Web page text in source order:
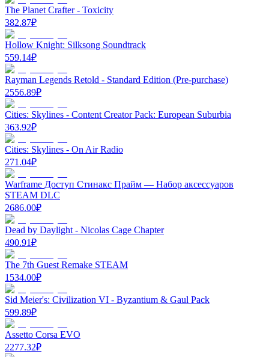
The Planet Crafter - Toxicity
382.87₽
Hollow Knight: Silksong Soundtrack
559.14₽
Rayman Legends Retold - Standard Edition (Pre-purchase)
2556.89₽
Cities: Skylines - Content Creator Pack: European Suburbia
363.92₽
Cities: Skylines - On Air Radio
271.04₽
Warframe Доступ Стинакс Прайм — Набор аксессуаров
STEAM DLC
2686.00₽
Dead by Daylight - Nicolas Cage Chapter
490.91₽
The 7th Guest Remake STEAM
1534.00₽
Sid Meier's: Civilization VI - Byzantium & Gaul Pack
599.89₽
Assetto Corsa EVO
2277.32₽